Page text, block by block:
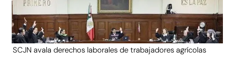
SCJN avala derechos laborales de trabajadores agrícolas